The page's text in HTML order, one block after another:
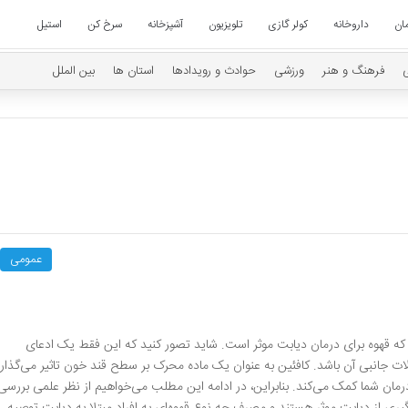
داروخانه کولر گازی تلویزیون آشپزخانه سرخ کن استیل
فرهنگ و هنر ورزشی حوادث و رویدادها استان ها بین الملل
عمومی
قهوه برای درمان دیابت موثر است. شاید تصور کنید که این فقط یک ادعای
جانبی آن باشد. کافئین به عنوان یک ماده محرک بر سطح قند خون تاثیر
شما کمک می‌کند. بنابراین، در ادامه این مطلب می‌خواهیم از نظر علمی